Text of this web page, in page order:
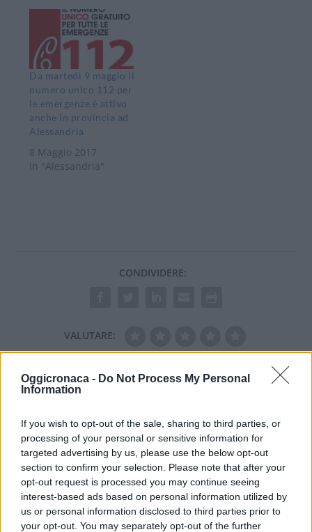
Oggicronaca - Do Not Process My Personal
Information
If you wish to opt-out of the sale, sharing to third parties, or
processing of your personal or sensitive information for
targeted advertising by us, please use the below opt-out
section to confirm your selection. Please note that after your
opt-out request is processed you may continue seeing
interest-based ads based on personal information utilized by
us or personal information disclosed to third parties prior to
your opt-out. You may separately opt-out of the further
Da martedì 9 maggio il
numero unico 112 per
le emergenze è attivo
anche in provincia ad
Alessandria
8 Maggio 2017
In "Alessandria"
CONDIVIDERE:
VALUTARE: